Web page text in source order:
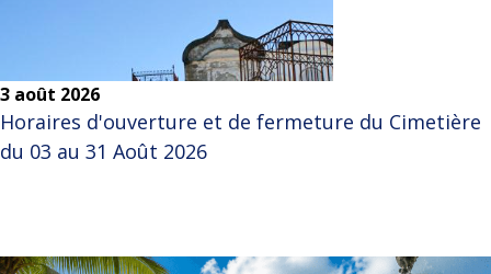
3 août 2026
Horaires d'ouverture et de fermeture du Cimetière
du 03 au 31 Août 2026